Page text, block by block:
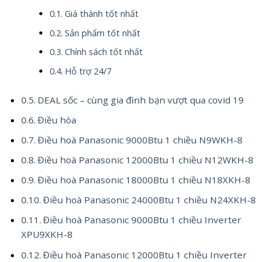
Giá thành tốt nhất
Sản phẩm tốt nhất
Chính sách tốt nhất
Hỗ trợ 24/7
DEAL sốc – cùng gia đình bạn vượt qua covid 19
Điều hòa
Điều hoà Panasonic 9000Btu 1 chiều N9WKH-8
Điều hoà Panasonic 12000Btu 1 chiều N12WKH-8
Điều hoà Panasonic 18000Btu 1 chiều N18XKH-8
Điều hoà Panasonic 24000Btu 1 chiều N24XKH-8
Điều hoà Panasonic 9000Btu 1 chiều Inverter
XPU9XKH-8
Điều hoà Panasonic 12000Btu 1 chiều Inverter